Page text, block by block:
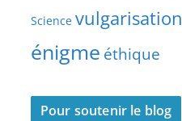
Science vulgarisation
énigme éthique
Pour soutenir le blog